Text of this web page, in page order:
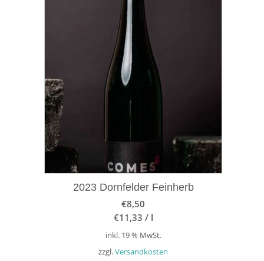
2023 Dornfelder Feinherb
€8,50
€11,33 / l
inkl. 19 % MwSt.
zzgl.Versandkosten